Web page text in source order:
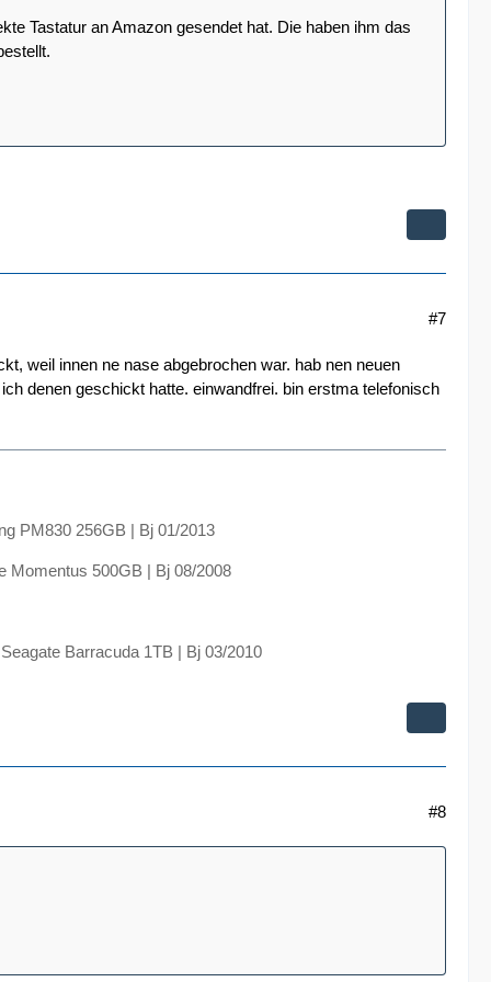
Tastatur an Amazon gesendet hat. Die haben ihm das
#7
weil innen ne nase abgebrochen war. hab nen neuen
denen geschickt hatte. einwandfrei. bin erstma telefonisch
PM830 256GB | Bj 01/2013
Momentus 500GB | Bj 08/2008
Barracuda 1TB | Bj 03/2010
#8